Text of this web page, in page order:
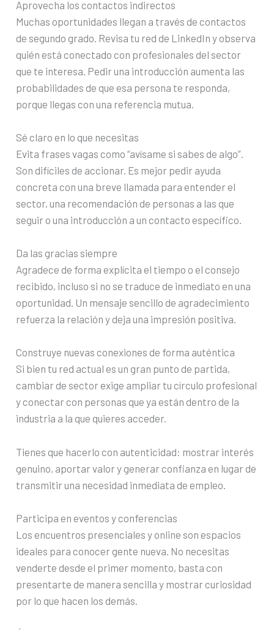
Aprovecha los contactos indirectos
Muchas oportunidades llegan a través de contactos
de segundo grado. Revisa tu red de LinkedIn y observa
quién está conectado con profesionales del sector
que te interesa. Pedir una introducción aumenta las
probabilidades de que esa persona te responda,
porque llegas con una referencia mutua.
Sé claro en lo que necesitas
Evita frases vagas como “avísame si sabes de algo”.
Son difíciles de accionar. Es mejor pedir ayuda
concreta con una breve llamada para entender el
sector, una recomendación de personas a las que
seguir o una introducción a un contacto específico.
Da las gracias siempre
Agradece de forma explícita el tiempo o el consejo
recibido, incluso si no se traduce de inmediato en una
oportunidad. Un mensaje sencillo de agradecimiento
refuerza la relación y deja una impresión positiva.
Construye nuevas conexiones de forma auténtica
Si bien tu red actual es un gran punto de partida,
cambiar de sector exige ampliar tu círculo profesional
y conectar con personas que ya están dentro de la
industria a la que quieres acceder.
Tienes que hacerlo con autenticidad: mostrar interés
genuino, aportar valor y generar confianza en lugar de
transmitir una necesidad inmediata de empleo.
Participa en eventos y conferencias
Los encuentros presenciales y online son espacios
ideales para conocer gente nueva. No necesitas
venderte desde el primer momento, basta con
presentarte de manera sencilla y mostrar curiosidad
por lo que hacen los demás.